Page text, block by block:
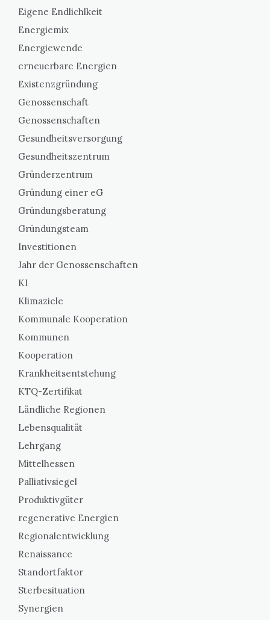
Eigene Endlichlkeit
Energiemix
Energiewende
erneuerbare Energien
Existenzgründung
Genossenschaft
Genossenschaften
Gesundheitsversorgung
Gesundheitszentrum
Gründerzentrum
Gründung einer eG
Gründungsberatung
Gründungsteam
Investitionen
Jahr der Genossenschaften
KI
Klimaziele
Kommunale Kooperation
Kommunen
Kooperation
Krankheitsentstehung
KTQ-Zertifikat
Ländliche Regionen
Lebensqualität
Lehrgang
Mittelhessen
Palliativsiegel
Produktivgüter
regenerative Energien
Regionalentwicklung
Renaissance
Standortfaktor
Sterbesituation
Synergien